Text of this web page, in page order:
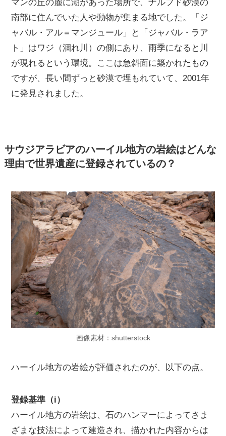
マンの丘の麓に湖があった場所で、ナルフド砂漠の
南部に住んでいた人や動物が集まる地でした。「ジ
ャバル・アル＝マンジュール」と「ジャバル・ラア
ト」はワジ（涸れ川）の側にあり、雨季になると川
が現れるという環境。ここは急斜面に築かれたもの
ですが、長い間ずっと砂漠で埋もれていて、2001年
に発見されました。
サウジアラビアのハーイル地方の岩絵はどんな
理由で世界遺産に登録されているの？
画像素材：shutterstock
ハーイル地方の岩絵が評価されたのが、以下の点。
登録基準（i）
ハーイル地方の岩絵は、石のハンマーによってさま
ざまな技法によって建造され、描かれた内容からは